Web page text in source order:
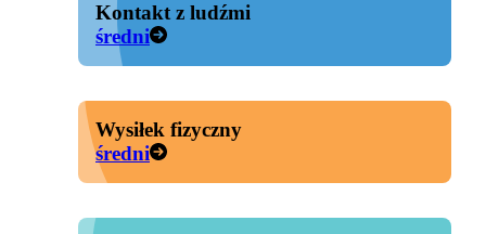
Kontakt z ludźmi
średni
Wysiłek fizyczny
średni